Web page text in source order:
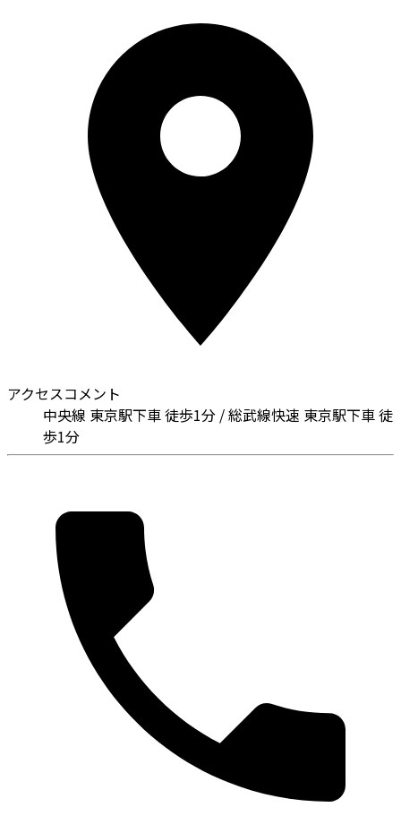
アクセスコメント
中央線 東京駅下車 徒歩1分 / 総武線快速 東京駅下車 徒
歩1分